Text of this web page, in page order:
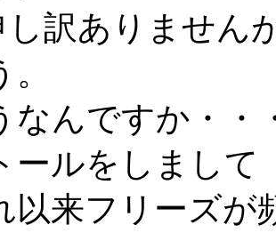
し訳ありません
なんですか・・
ールをしまして
以来フリーズが